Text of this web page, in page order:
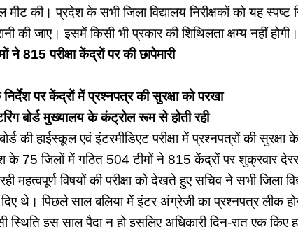
की। प्रदेश के सभी जिला विद्यालय निरीक्षकों को यह स्पष्ट
की जाए। इसमें किसी भी प्रकार की शिथिलता क्षम्य नहीं होगी।
ने 815 परीक्षा केंद्रों पर की छापेमारी
निर्देश पर केंद्रों में प्रश्नपत्र की सुरक्षा को परखा
बोर्ड मुख्यालय के कंट्रोल रूम से होती रही
की हाईस्कूल एवं इंटरमीडिएट परीक्षा में प्रश्नपत्रों की
के 75 जिलों में गठित 504 टीमों ने 815 केंद्रों पर शुक्रवार
महत्वपूर्ण विषयों की परीक्षा को देखते हुए सचिव ने सभी जिला
दिए थे। पिछले साल बलिया में इंटर अंग्रेजी का प्रश्नपत्र लीक
इस साल पैदा न हो इसलिए अधिकारी दिन-रात एक किए